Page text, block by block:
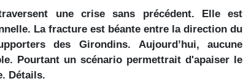
une crise sans précédent. Elle est
La fracture est béante entre la direction du
des Girondins. Aujourd’hui, aucune
Pourtant un scénario permettrait d'apaiser le
Détails.